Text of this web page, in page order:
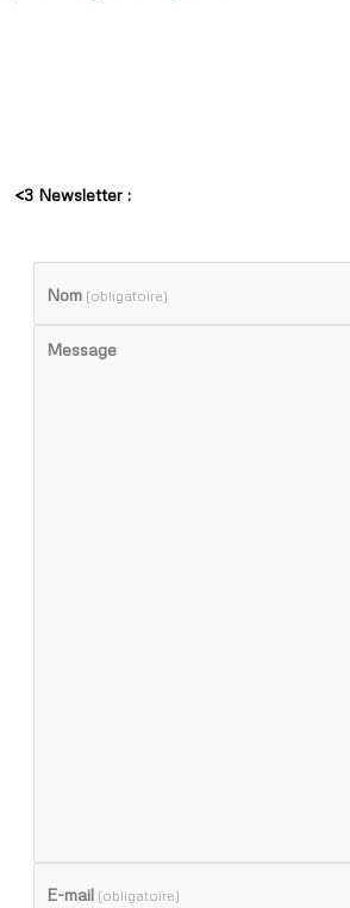
<3 Newsletter :
Nom (obligatoire)
Message
E-mail (obligatoire)